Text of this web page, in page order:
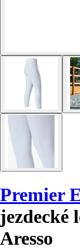
Premier
jezdecké
Aresso